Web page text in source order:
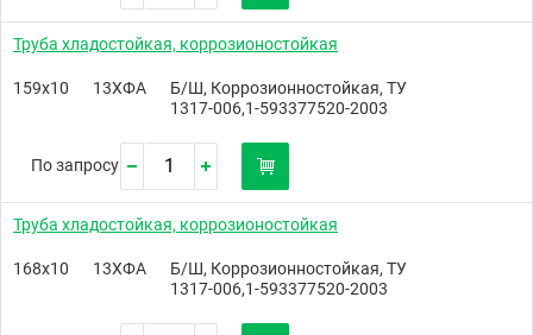
Труба хладостойкая, коррозионостойкая
159х10 13ХФА
Б/Ш, Коррозионностойкая, ТУ
1317-006,1-593377520-2003
По запросу
Труба хладостойкая, коррозионостойкая
168х10 13ХФА
Б/Ш, Коррозионностойкая, ТУ
1317-006,1-593377520-2003